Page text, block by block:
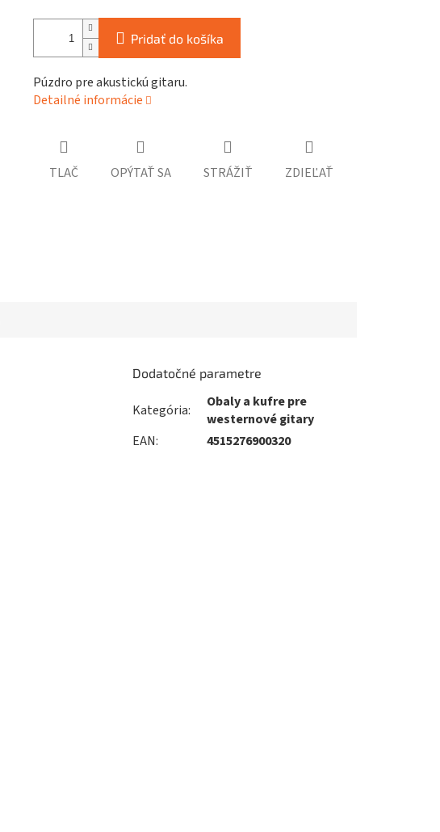
Pridať do košíka
Púzdro pre akustickú gitaru.
Detailné informácie
TLAČ OPÝTAŤ SA STRÁŽIŤ ZDIEĽAŤ
Dodatočné parametre
Kategória:
Obaly a kufre pre
westernové gitary
EAN: 4515276900320